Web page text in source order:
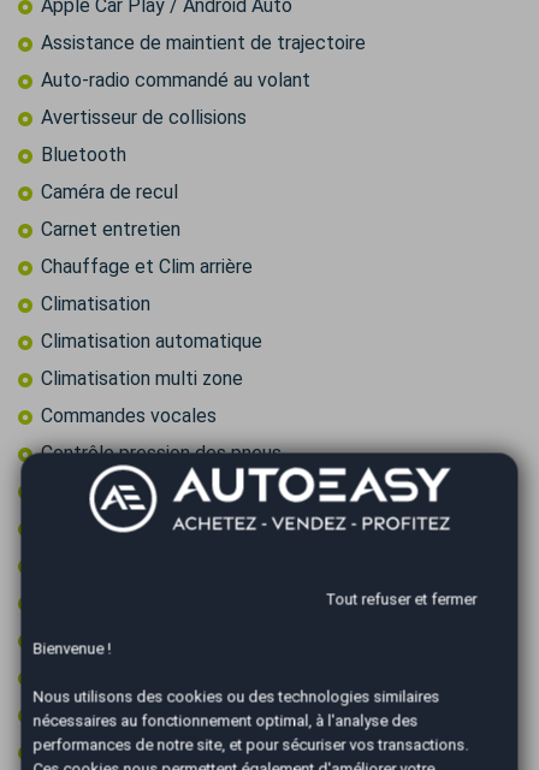
Apple Car Play / Android Auto
Assistance de maintient de trajectoire
Auto-radio commandé au volant
Avertisseur de collisions
Bluetooth
Caméra de recul
Carnet entretien
Chauffage et Clim arrière
Climatisation
Climatisation automatique
Climatisation multi zone
Commandes vocales
Contrôle pression des pneus
Contrôle technique ok
Démarrage sans clé
Frein à main électrique
GPS tactile
Intérieur cuir/alcantara
Tout refuser et fermer
Bienvenue !
Nous utilisons des cookies ou des technologies similaires
nécessaires au fonctionnement optimal, à l'analyse des
performances de notre site, et pour sécuriser vos transactions.